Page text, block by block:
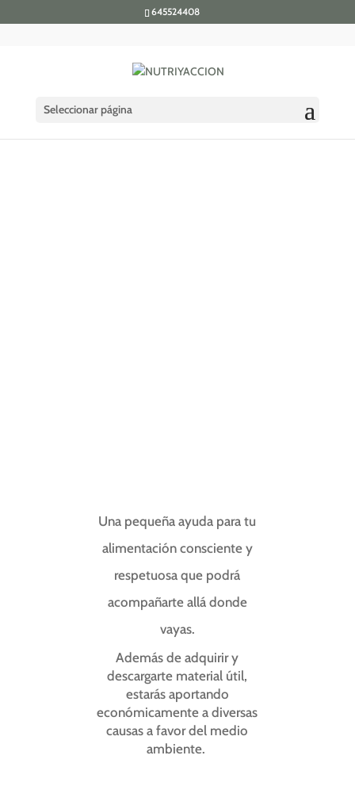
645524408
Seleccionar página
Una pequeña ayuda para tu
alimentación consciente y
respetuosa que podrá
acompañarte allá donde
vayas.
Además de adquirir y
descargarte material útil,
estarás aportando
económicamente a diversas
causas a favor del medio
ambiente.